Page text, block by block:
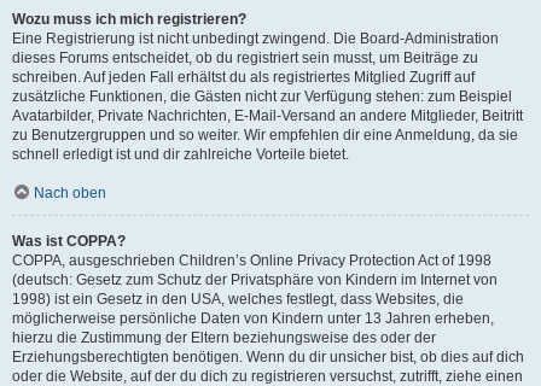
Wozu muss ich mich registrieren?
Eine Registrierung ist nicht unbedingt zwingend. Die Board-Administration
dieses Forums entscheidet, ob du registriert sein musst, um Beiträge zu
schreiben. Auf jeden Fall erhältst du als registriertes Mitglied Zugriff auf
zusätzliche Funktionen, die Gästen nicht zur Verfügung stehen: zum Beispiel
Avatarbilder, Private Nachrichten, E-Mail-Versand an andere Mitglieder, Beitritt
zu Benutzergruppen und so weiter. Wir empfehlen dir eine Anmeldung, da sie
schnell erledigt ist und dir zahlreiche Vorteile bietet.
Nach oben
Was ist COPPA?
COPPA, ausgeschrieben Children’s Online Privacy Protection Act of 1998
(deutsch: Gesetz zum Schutz der Privatsphäre von Kindern im Internet von
1998) ist ein Gesetz in den USA, welches festlegt, dass Websites, die
möglicherweise persönliche Daten von Kindern unter 13 Jahren erheben,
hierzu die Zustimmung der Eltern beziehungsweise des oder der
Erziehungsberechtigten benötigen. Wenn du dir unsicher bist, ob dies auf dich
oder die Website, auf der du dich zu registrieren versuchst, zutrifft, ziehe einen